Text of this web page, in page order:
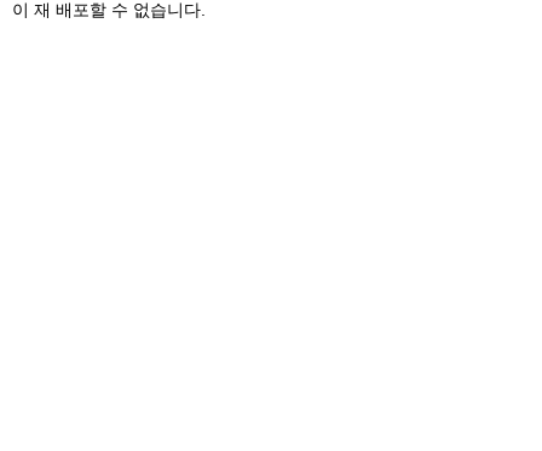
이 재 배포할 수 없습니다.